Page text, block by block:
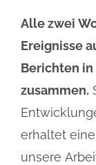
für Schritt
MEHR
Alle zwei
Ereignisse
Berichten
zusammen.
erhaltet
unsere